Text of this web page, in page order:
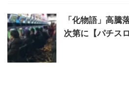
「化物語」高騰
次第に【パチス